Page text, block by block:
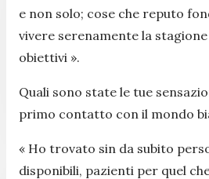
e non solo; cose che reputo
vivere serenamente la
obiettivi ».
Quali sono state le tue
primo contatto con il mondo
« Ho trovato sin da subito
disponibili, pazienti per quel